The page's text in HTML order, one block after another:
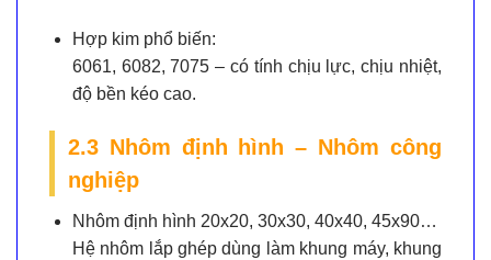
Hợp kim phổ biến:
6061, 6082, 7075 – có tính chịu lực, chịu nhiệt,
độ bền kéo cao.
2.3 Nhôm định hình – Nhôm công
nghiệp
Nhôm định hình 20x20, 30x30, 40x40, 45x90…
Hệ nhôm lắp ghép dùng làm khung máy, khung